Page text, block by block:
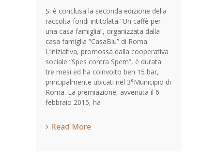
Si è conclusa la seconda edizione della
raccolta fondi intitolata “Un caffè per
una casa famiglia”, organizzata dalla
casa famiglia “CasaBlu” di Roma.
L’iniziativa, promossa dalla cooperativa
sociale “Spes contra Spem”, è durata
tre mesi ed ha coinvolto ben 15 bar,
principalmente ubicati nel 3°Municipio di
Roma. La premiazione, avvenuta il 6
febbraio 2015, ha
Read More